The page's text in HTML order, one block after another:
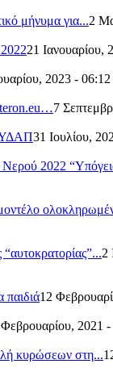
μήνυμα για...2
21 Ιανουαρίου,
2023 - 06:12
7
31 Ιουλίου,
2022
2
12
2021
κυρώσεων στη...